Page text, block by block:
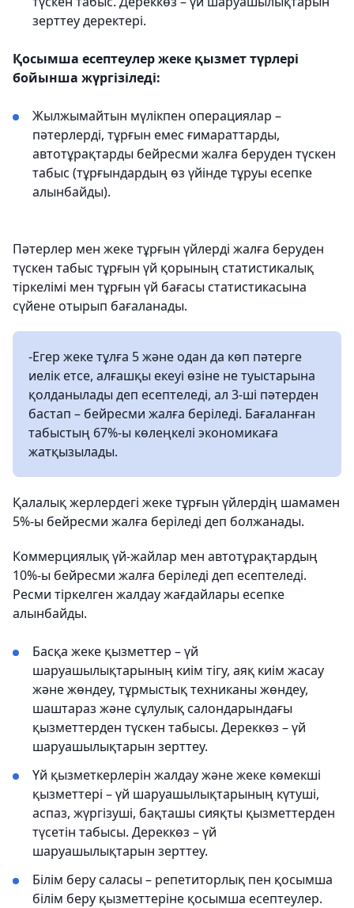
зерттеу деректері.
Қосымша есептеулер жеке қызмет түрлері
бойынша жүргізіледі:
Жылжымайтын мүлікпен операциялар –
пәтерлерді, тұрғын емес ғимараттарды,
автотұрақтарды бейресми жалға беруден түскен
табыс (тұрғындардың өз үйінде тұруы есепке
алынбайды).
Пәтерлер мен жеке тұрғын үйлерді жалға беруден
түскен табыс тұрғын үй қорының статистикалық
тіркелімі мен тұрғын үй бағасы статистикасына
сүйене отырып бағаланады.
-Егер жеке тұлға 5 және одан да көп пәтерге
иелік етсе, алғашқы екеуі өзіне не туыстарына
қолданылады деп есептеледі, ал 3-ші пәтерден
бастап – бейресми жалға беріледі. Бағаланған
табыстың 67%-ы көлеңкелі экономикаға
жатқызылады.
Қалалық жерлердегі жеке тұрғын үйлердің шамамен
5%-ы бейресми жалға беріледі деп болжанады.
Коммерциялық үй-жайлар мен автотұрақтардың
10%-ы бейресми жалға беріледі деп есептеледі.
Ресми тіркелген жалдау жағдайлары есепке
алынбайды.
Басқа жеке қызметтер – үй
шаруашылықтарының киім тігу, аяқ киім жасау
және жөндеу, тұрмыстық техниканы жөндеу,
шаштараз және сұлулық салондарындағы
қызметтерден түскен табысы. Дереккөз – үй
шаруашылықтарын зерттеу.
Үй қызметкерлерін жалдау және жеке көмекші
қызметтері – үй шаруашылықтарының күтуші,
аспаз, жүргізуші, бақташы сияқты қызметтерден
түсетін табысы. Дереккөз – үй
шаруашылықтарын зерттеу.
Білім беру саласы – репетиторлық пен қосымша
білім беру қызметтеріне қосымша есептеулер.